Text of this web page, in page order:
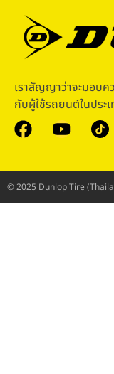
© 2025 Dunlop Tire
เราสัญญาว่าจะมอบ
กับผู้ใช้รถยนต์ในประ